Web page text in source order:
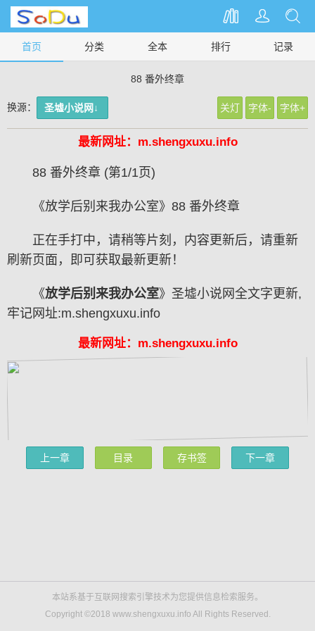
首页 分类 全本 排行 记录
88 番外终章
换源： 圣墟小说网↓ 关灯 字体- 字体+
最新网址：m.shengxuxu.info
88 番外终章 (第1/1页)
《放学后别来我办公室》88 番外终章
正在手打中，请稍等片刻，内容更新后，请重新
刷新页面，即可获取最新更新！
《放学后别来我办公室》圣墟小说网全文字更新,
牢记网址:m.shengxuxu.info
最新网址：m.shengxuxu.info
上一章 目录 存书签 下一章
本站系基于互联网搜索引擎技术为您提供信息检索服务。
Copyright ©2018 www.shengxuxu.info All Rights Reserved.